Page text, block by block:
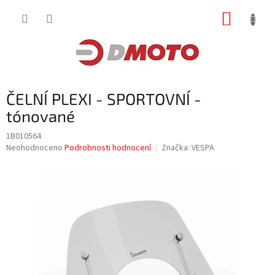
ČELNÍ PLEXI - SPORTOVNÍ -
tónované
1B010564
Průměrné
Neohodnoceno Podrobnosti hodnocení Značka: VESPA